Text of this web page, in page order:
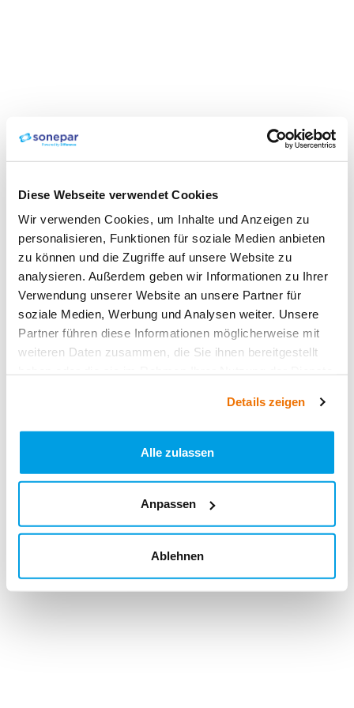
Diese Webseite verwendet Cookies
Wir verwenden Cookies, um Inhalte und Anzeigen zu
personalisieren, Funktionen für soziale Medien anbieten
zu können und die Zugriffe auf unsere Website zu
analysieren. Außerdem geben wir Informationen zu Ihrer
Verwendung unserer Website an unsere Partner für
soziale Medien, Werbung und Analysen weiter. Unsere
Partner führen diese Informationen möglicherweise mit
weiteren Daten zusammen, die Sie ihnen bereitgestellt
Details zeigen
Alle zulassen
Anpassen
Ablehnen